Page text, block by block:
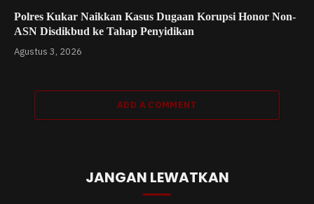
Polres Kukar Naikkan Kasus Dugaan Korupsi Honor Non-
ASN Disdikbud ke Tahap Penyidikan
Agustus 3, 2026
ADD A COMMENT
JANGAN LEWATKAN